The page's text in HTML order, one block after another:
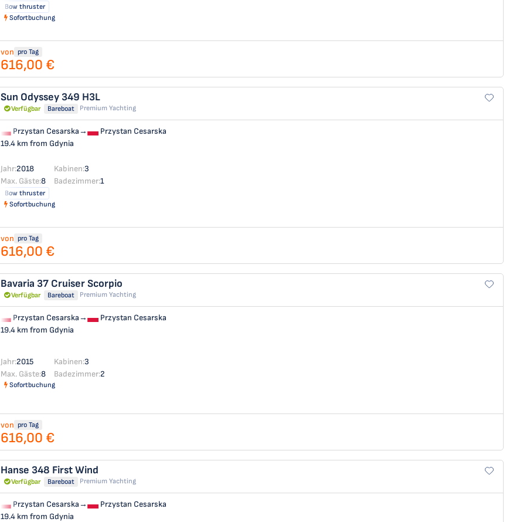
Bow thruster
Sofortbuchung
von pro Tag
616,00 €
Sun Odyssey 349 H3L
Verfügbar Bareboat Premium Yachting
Przystan Cesarska→
Przystan Cesarska
19.4 km from Gdynia
Jahr:2018 Kabinen:3
Max. Gäste:8 Badezimmer:1
Bow thruster
Sofortbuchung
von pro Tag
616,00 €
Bavaria 37 CruiserScorpio
Verfügbar Bareboat Premium Yachting
Przystan Cesarska→
Przystan Cesarska
19.4 km from Gdynia
Jahr:2015 Kabinen:3
Max. Gäste:8 Badezimmer:2
Sofortbuchung
von pro Tag
616,00 €
Hanse 348 First Wind
Verfügbar Bareboat Premium Yachting
Przystan Cesarska→
Przystan Cesarska
19.4 km from Gdynia